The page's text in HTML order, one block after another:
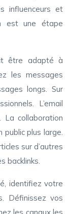
influenceurs et
est une étape
être adapté à
les messages
longs. Sur
L’email
La collaboration
public plus large.
sur d’autres
backlinks.
identifiez votre
Définissez vos